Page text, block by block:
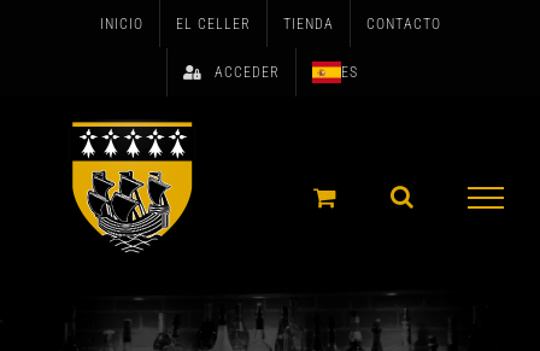
INICIO EL CELLER TIENDA CONTACTO
ACCEDER ES